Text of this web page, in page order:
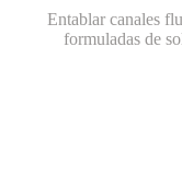
Entablar canales
formuladas de